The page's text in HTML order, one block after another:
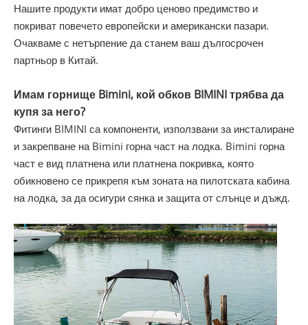
Нашите продукти имат добро ценово предимство и
покриват повечето европейски и американски пазари.
Очакваме с нетърпение да станем ваш дългосрочен
партньор в Китай.
Имам горнище Bimini, кой обков BIMINI трябва да
купя за него?
Фитинги BIMINI са компоненти, използвани за инсталиране
и закрепване на Bimini горна част на лодка. Bimini горна
част е вид платнена или платнена покривка, която
обикновено се прикрепя към зоната на пилотската кабина
на лодка, за да осигури сянка и защита от слънце и дъжд.